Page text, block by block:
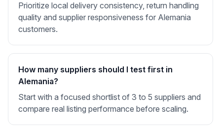
Prioritize local delivery consistency, return handling
quality and supplier responsiveness for Alemania
customers.
How many suppliers should I test first in
Alemania?
Start with a focused shortlist of 3 to 5 suppliers and
compare real listing performance before scaling.